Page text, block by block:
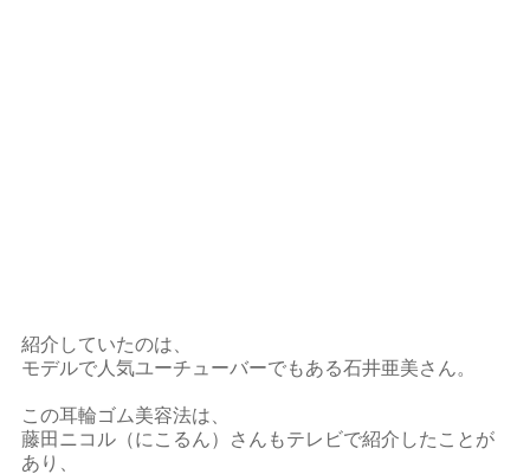
紹介していたのは、
モデルで人気ユーチューバーでもある石井亜美さん。
この耳輪ゴム美容法は、
藤田ニコル（にこるん）さんもテレビで紹介したことが
あり、